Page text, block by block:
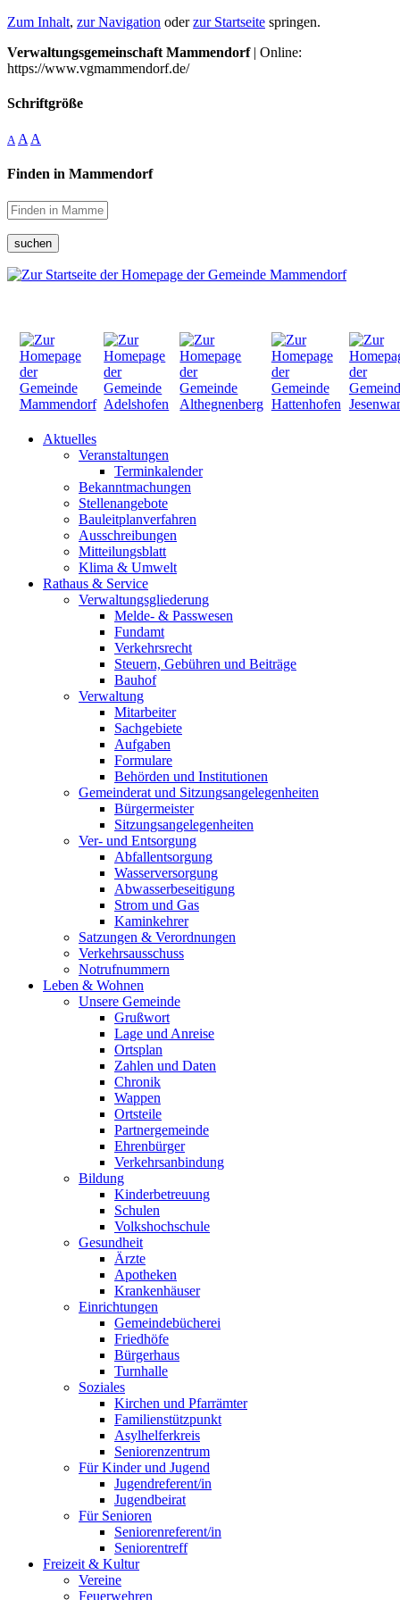
Zum Inhalt, zur Navigation oderzur Startseite springen.
Verwaltungsgemeinschaft Mammendorf| Online:
https://www.vgmammendorf.de/
Schriftgröße
A A A
Finden in Mammendorf
suchen
Aktuelles
Veranstaltungen
Terminkalender
Bekanntmachungen
Stellenangebote
Bauleitplanverfahren
Ausschreibungen
Mitteilungsblatt
Klima & Umwelt
Rathaus & Service
Verwaltungsgliederung
Melde- & Passwesen
Fundamt
Verkehrsrecht
Steuern, Gebühren und Beiträge
Bauhof
Verwaltung
Mitarbeiter
Sachgebiete
Aufgaben
Formulare
Behörden und Institutionen
Gemeinderat und Sitzungsangelegenheiten
Bürgermeister
Sitzungsangelegenheiten
Ver- und Entsorgung
Abfallentsorgung
Wasserversorgung
Abwasserbeseitigung
Strom und Gas
Kaminkehrer
Satzungen & Verordnungen
Verkehrsausschuss
Notrufnummern
Leben & Wohnen
Unsere Gemeinde
Grußwort
Lage und Anreise
Ortsplan
Zahlen und Daten
Chronik
Wappen
Ortsteile
Partnergemeinde
Ehrenbürger
Verkehrsanbindung
Bildung
Kinderbetreuung
Schulen
Volkshochschule
Gesundheit
Ärzte
Apotheken
Krankenhäuser
Einrichtungen
Gemeindebücherei
Friedhöfe
Bürgerhaus
Turnhalle
Soziales
Kirchen und Pfarrämter
Familienstützpunkt
Asylhelferkreis
Seniorenzentrum
Für Kinder und Jugend
Jugendreferent/in
Jugendbeirat
Für Senioren
Seniorenreferent/in
Seniorentreff
Freizeit & Kultur
Vereine
Feuerwehren